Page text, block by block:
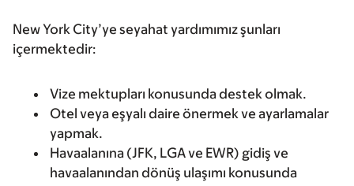
New York City’ye seyahat yardımımız şunları
içermektedir:
Vize mektupları konusunda destek olmak.
Otel veya eşyalı daire önermek ve ayarlamalar
yapmak.
Havaalanına (JFK, LGA ve EWR) gidiş ve
havaalanından dönüş ulaşımı konusunda